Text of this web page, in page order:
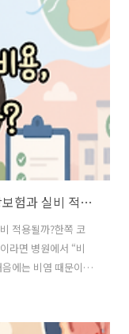
가 튕겨 나가는 것
기 때문입니다 손가
소리가 난다고 하면
습니다하지만 방아
비중격만곡증 수술 비용 얼마일까? 건강보험과 실비 적용될까?
적용될까?한쪽 코
라면 병원에서 “비
에는 비염 때문이라
는지건강보험은 적용